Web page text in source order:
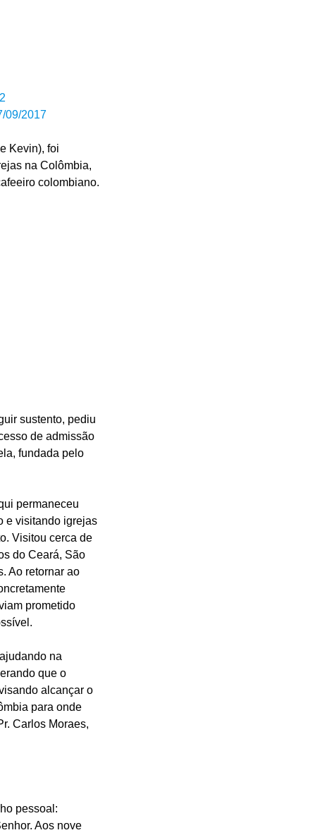
09/2017
Kevin), foi
na Colômbia,
colombiano.
sustento, pediu
de admissão
fundada pelo
permaneceu
e visitando igrejas
Visitou cerca de
do Ceará, São
Ao retornar ao
prometido
na
que o
alcançar o
para onde
Carlos Moraes,
pessoal:
Aos nove